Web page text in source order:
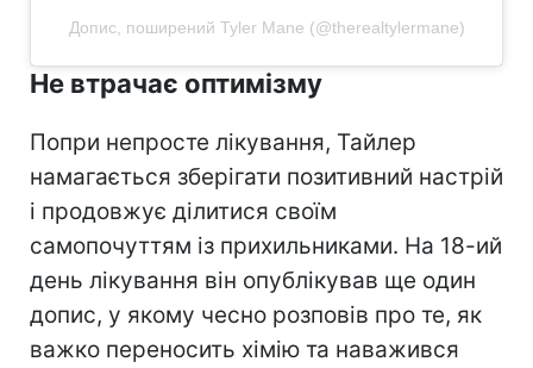
Допис, поширений Tyler Mane (@therealtylermane)
Не втрачає оптимізму
Попри непросте лікування, Тайлер
намагається зберігати позитивний настрій
і продовжує ділитися своїм
самопочуттям із прихильниками. На 18-ий
день лікування він опублікував ще один
допис, у якому чесно розповів про те, як
важко переносить хімію та наважився